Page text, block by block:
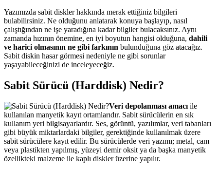
Yazımızda sabit diskler hakkında merak ettiğiniz bilgileri
bulabilirsiniz. Ne olduğunu anlatarak konuya başlayıp, nasıl
çalıştığından ne işe yaradığına kadar bilgiler bulacaksınız. Aynı
zamanda hızının önemine, en iyi boyutun hangisi olduğuna, dahili
ve harici olmasının ne gibi farkının bulunduğuna göz atacağız.
Sabit diskin hasar görmesi nedeniyle ne gibi sorunlar
yaşayabileceğinizi de inceleyeceğiz.
Sabit Sürücü (Harddisk) Nedir?
Veri depolanması amacı ile
kullanılan manyetik kayıt ortamlarıdır. Sabit sürücülerin en sık
kullanım yeri bilgisayarlardır. Ses, görüntü, yazılımlar, veri tabanları
gibi büyük miktarlardaki bilgiler, gerektiğinde kullanılmak üzere
sabit sürücülere kayıt edilir. Bu sürücülerde veri yazımı; metal, cam
veya plastikten yapılmış, yüzeyi demir oksit ya da başka manyetik
özellikteki malzeme ile kaplı diskler üzerine yapılır.